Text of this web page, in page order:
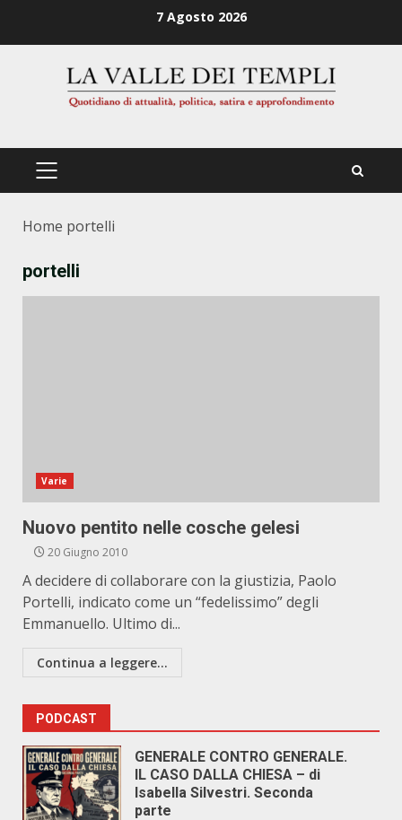
7 Agosto 2026
PRIMÄRES
Home portelli
portelli
Varie
Nuovo pentito nelle cosche gelesi
20 Giugno 2010
A decidere di collaborare con la giustizia, Paolo
Portelli, indicato come un “fedelissimo” degli
Emmanuello. Ultimo di...
Continua a leggere...
PODCAST
GENERALE CONTRO GENERALE.
IL CASO DALLA CHIESA – di
Isabella Silvestri. Seconda
parte